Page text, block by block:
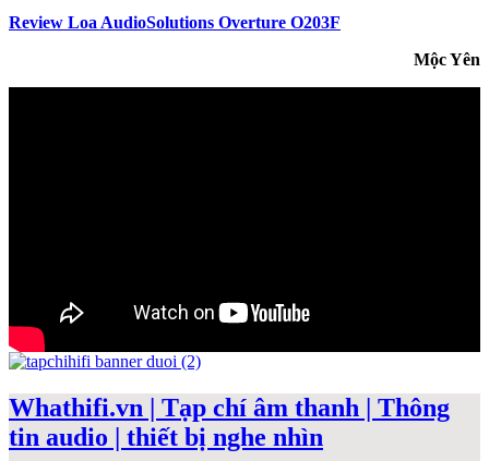
Review Loa AudioSolutions Overture O203F
Mộc Yên
Whathifi.vn | Tạp chí âm thanh | Thông
tin audio | thiết bị nghe nhìn